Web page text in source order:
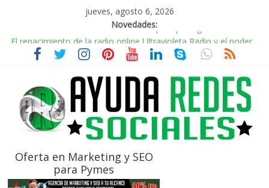
jueves, agosto 6, 2026
Novedades:
El renacimiento de la radio online,Ultravioleta Radio y el poder
de la música nostálgica
Incorporando Video Shorts de YouTube en WordPress
Radio Taxi Aljarafe y Redes Sociales Conduciendo hacia la
Conexión Digital
Radio Taxi Aljarafe tel 653404040 el Servicio Esencial de
Movilidad en Aljarafe
AVISPEX PLUS FORTE correctamente para proteger tu entorno
Oferta en Marketing y SEO
para Pymes